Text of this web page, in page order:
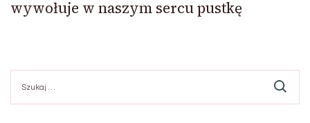
wywołuje w naszym sercu pustkę